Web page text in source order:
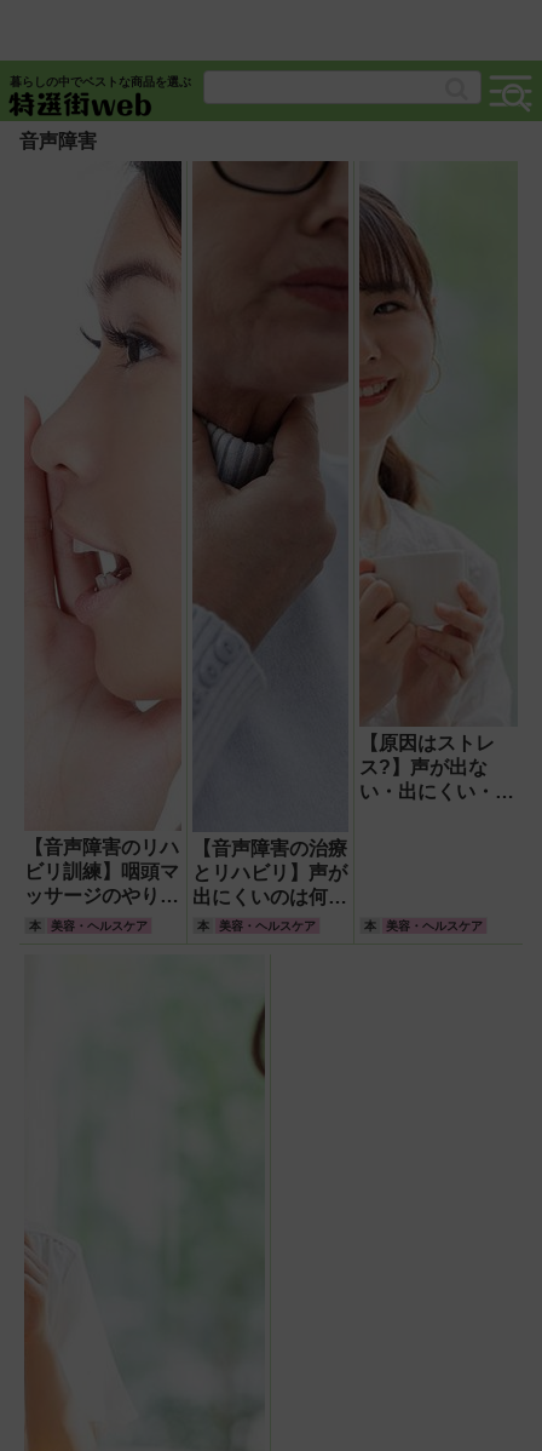
暮らしの中でベストな商品を選ぶ
音声障害
【音声障害のリハ
ビリ訓練】咽頭マ
ッサージのやり方
基本のトレーニン
本 美容・ヘルスケア
【音声障害の治療
とリハビリ】声が
出にくいのは何科
に行くべき? 適切
本 美容・ヘルスケア
【原因はストレ
ス?】声が出な
い・出にくい・か
本 美容・ヘルスケア